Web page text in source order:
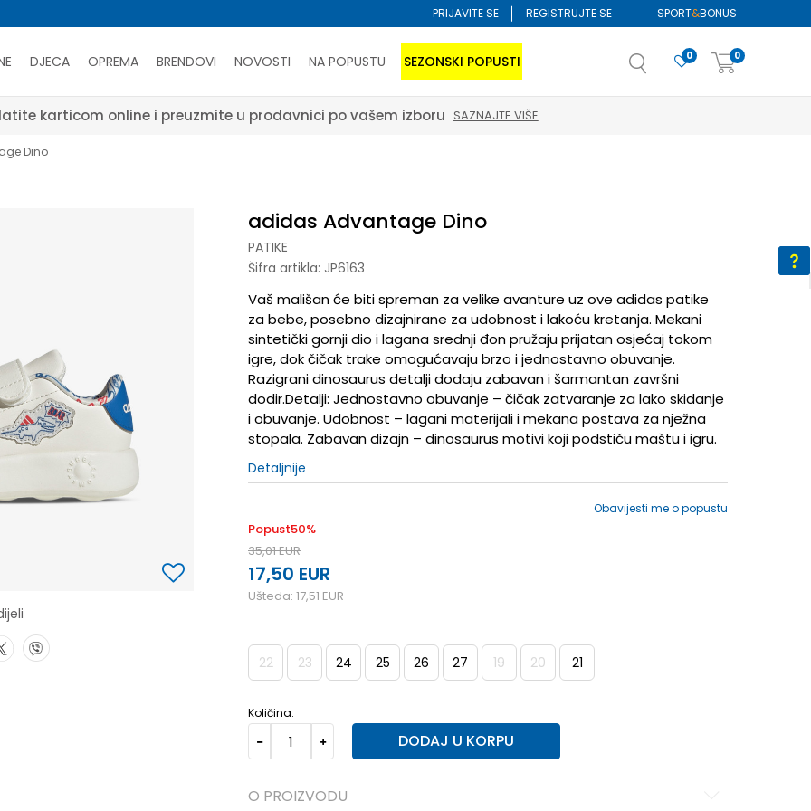
SPORT&BONUS
PRIJAVITE SE REGISTRUJTE SE
DJECA OPREMA BRENDOVI NOVOSTI NA POPUSTU SEZONSKI POPUSTI 0
0
Platite karticom online i preuzmite u prodavnici po vašem izboru SAZNAJTE VIŠE
Dino
adidas Advantage Dino
PATIKE
Šifra artikla: JP6163
Vaš mališan će biti spreman za velike avanture uz ove adidas patike
za bebe, posebno dizajnirane za udobnost i lakoću kretanja. Mekani
sintetički gornji dio i lagana srednji đon pružaju prijatan osjećaj tokom
igre, dok čičak trake omogućavaju brzo i jednostavno obuvanje.
Razigrani dinosaurus detalji dodaju zabavan i šarmantan završni
dodir.Detalji: Jednostavno obuvanje – čičak zatvaranje za lako skidanje
i obuvanje. Udobnost – lagani materijali i mekana postava za nježna
stopala. Zabavan dizajn – dinosaurus motivi koji podstiču maštu i igru.
Detaljnije
Popust50%
35,01EUR
17,50 EUR
Ušteda: 17,51 EUR
Obavijesti me o popustu
22 23 24 25 26 27 19 20 21
Količina:
DODAJ U KORPU
O PROIZVODU